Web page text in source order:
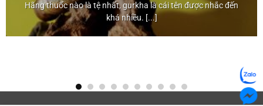
GURKHA
– HÃNG THUỐC TỆ NHẤT THẾ GIỚI?">
Hãng thuốc nào là tệ nhất, gurkha là cái tên được nhắc đến
khá nhiều. [...]